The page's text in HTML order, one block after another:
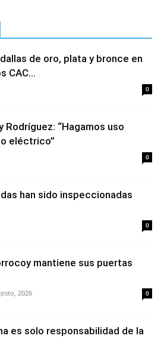
de oro, plata y bronce en
CAC...
0
Rodríguez: “Hagamos uso
eléctrico”
0
han sido inspeccionadas
0
mantiene sus puertas
2026 0
es solo responsabilidad de la